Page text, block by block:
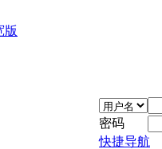
版
密码
快捷导航